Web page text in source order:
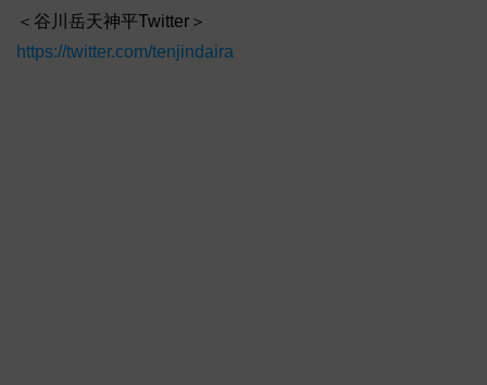
＜谷川岳天神平Twitter＞
https://twitter.com/tenjindaira